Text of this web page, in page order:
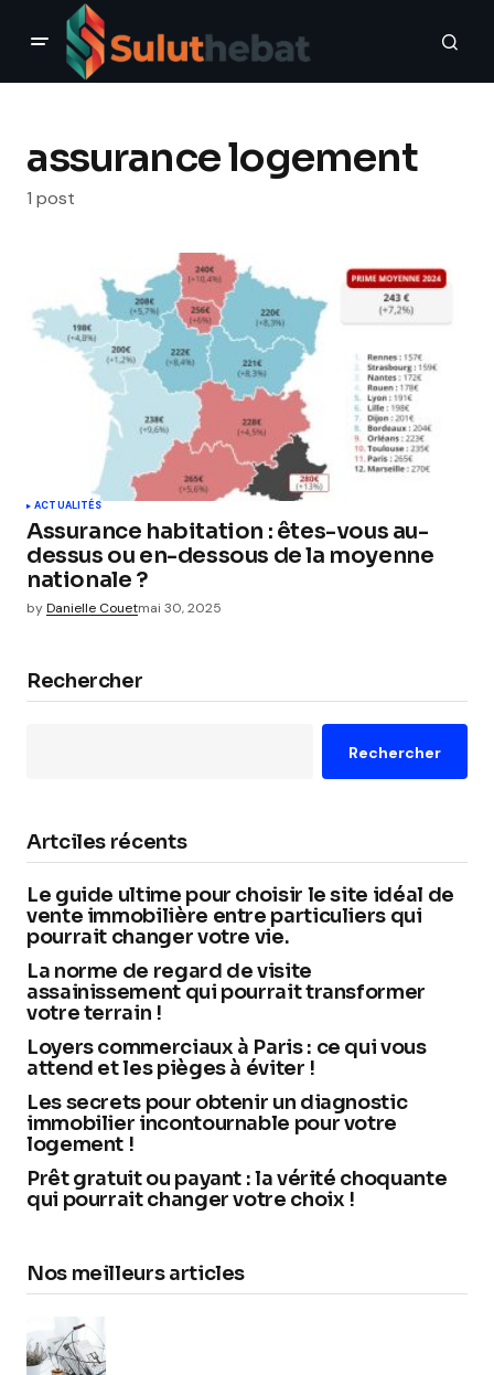
assurance logement
1 post
ACTUALITÉS
Assurance habitation : êtes-vous au-
dessus ou en-dessous de la moyenne
nationale ?
byDanielle Couetmai 30, 2025
Rechercher
Rechercher
Artciles récents
Le guide ultime pour choisir le site idéal de
vente immobilière entre particuliers qui
pourrait changer votre vie.
La norme de regard de visite
assainissement qui pourrait transformer
votre terrain !
Loyers commerciaux à Paris : ce qui vous
attend et les pièges à éviter !
Les secrets pour obtenir un diagnostic
immobilier incontournable pour votre
logement !
Prêt gratuit ou payant : la vérité choquante
qui pourrait changer votre choix !
Nos meilleurs articles